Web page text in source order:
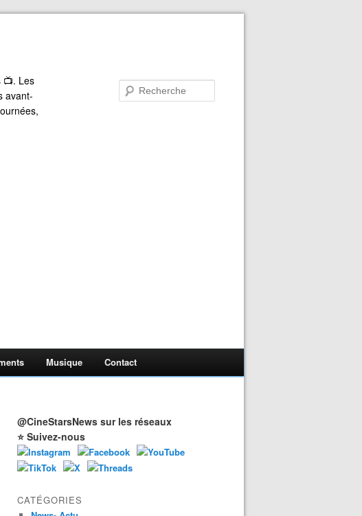
📺. Les
avant-
Musique Contact
@CineStarsNews sur les réseaux
⭐ Suivez-nous
CATÉGORIES